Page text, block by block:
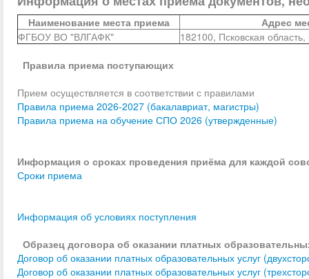
Наименование места приема
Адрес
ФГБОУ ВО "ВЛГАФК"
182100, Псковская
Правила приема поступающих
Прием осуществляется в соответствии с правилами
Правила приема 2026-2027 (бакалавриат, магистры)
Правила приема на обучение СПО 2026 (утвержденные)
Информация о сроках проведения приёма для каждой
Сроки приема
Информация об условиях поступления
Образец договора об оказании платных
Договор об оказании платных образовательных услуг
Договор об оказании платных образовательных услуг